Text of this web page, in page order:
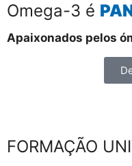
Omega-3 é
Apaixonados pelos
FORMAÇÃO